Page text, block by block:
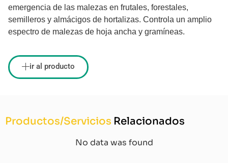
emergencia de las malezas en frutales, forestales,
semilleros y almácigos de hortalizas. Controla un amplio
espectro de malezas de hoja ancha y gramíneas.
ir al producto
Productos/Servicios Relacionados
No data was found